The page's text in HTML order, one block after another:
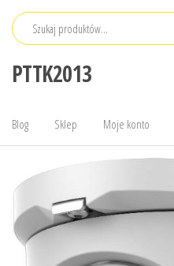
Przejdź
PTTK2013
Blog Sklep Moje konto